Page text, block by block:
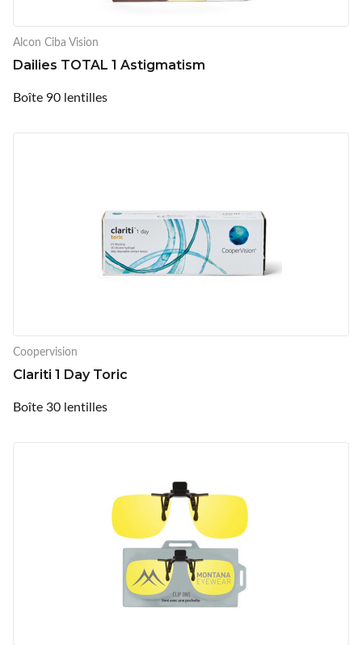
Alcon Ciba Vision
Dailies TOTAL 1 Astigmatism
Boîte 90 lentilles
Coopervision
Clariti 1 Day Toric
Boîte 30 lentilles